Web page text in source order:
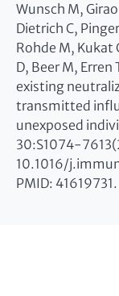
Wunsch M,
Dietrich C,
Rohde M, Kukat
D, Beer M, Erren
existing
transmitted
unexposed
30:S1074-
10.1016/
PMID: 41619731.